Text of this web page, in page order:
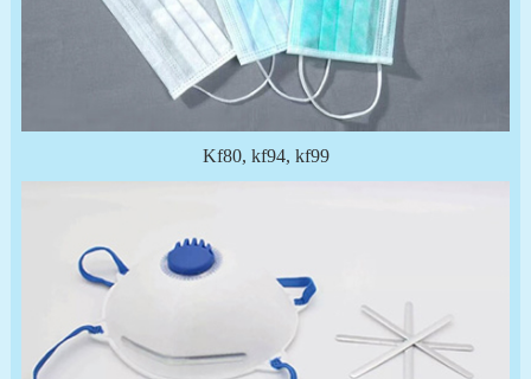
Kf80, kf94, kf99